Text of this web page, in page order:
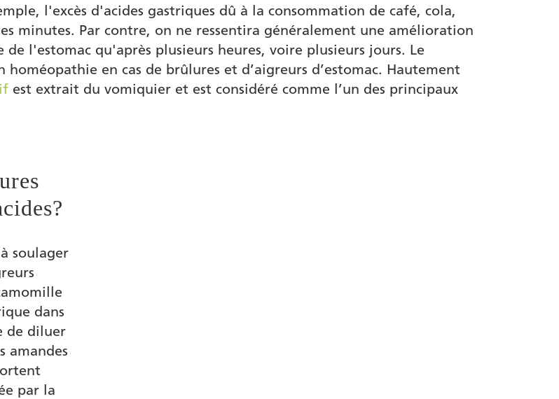
l'excès d'acides gastriques dû à la consommation de café, cola,
minutes. Par contre, on ne ressentira généralement une amélioration
l'estomac qu'après plusieurs heures, voire plusieurs jours. Le
homéopathie en cas de brûlures et d’aigreurs d’estomac. Hautement
est extrait du vomiquier et est considéré comme l’un des principaux
soulager
dans
de diluer
amandes
par la